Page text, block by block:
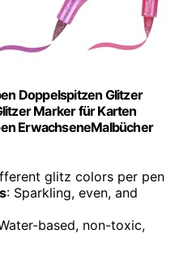
Doppelspitzen Glitzer
Marker für Karten
ErwachseneMalbücher
glitz colors per pen
: Sparkling, even, and
based, non-toxic,